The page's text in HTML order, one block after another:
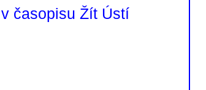
časopisu Žít Ústí